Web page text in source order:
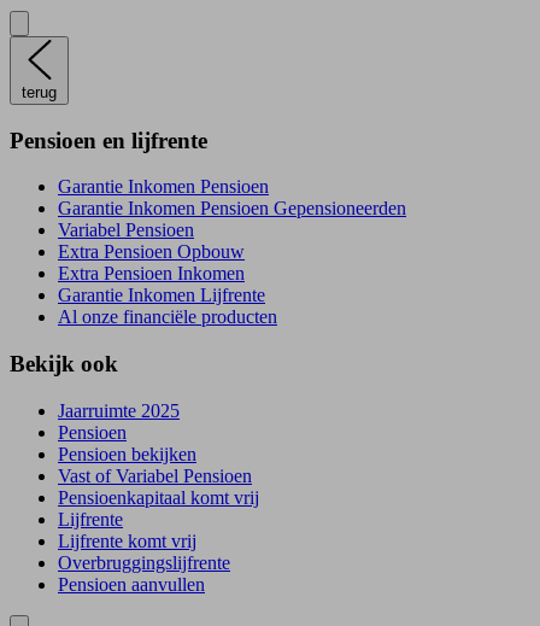
terug
Pensioen en lijfrente
Garantie Inkomen Pensioen
Garantie Inkomen Pensioen Gepensioneerden
Variabel Pensioen
Extra Pensioen Opbouw
Extra Pensioen Inkomen
Garantie Inkomen Lijfrente
Al onze financiële producten
Bekijk ook
Jaarruimte 2025
Pensioen
Pensioen bekijken
Vast of Variabel Pensioen
Pensioenkapitaal komt vrij
Lijfrente
Lijfrente komt vrij
Overbruggingslijfrente
Pensioen aanvullen